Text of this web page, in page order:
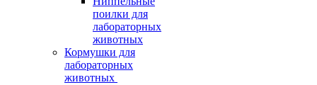
поилки для
лабораторных
животных
Кормушки для
лабораторных
животных